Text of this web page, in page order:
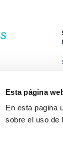
Esta página
En esta pagina
sobre el uso de